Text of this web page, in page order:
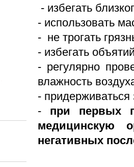
- избегать
- использовать
- не трогать
- избегать
- регулярно
влажность
- придерживаться
- при первых
медицинскую
негативных